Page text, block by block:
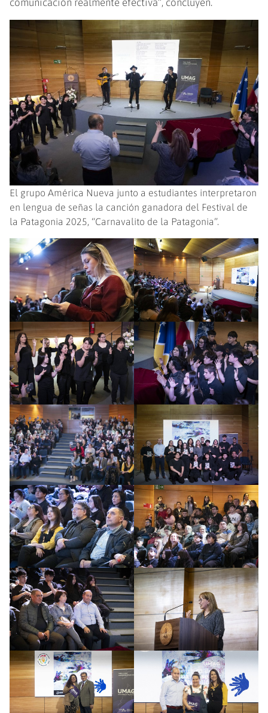
El grupo América Nueva junto a estudiantes interpretaron
en lengua de señas la canción ganadora del Festival de
la Patagonia 2025, “Carnavalito de la Patagonia”.